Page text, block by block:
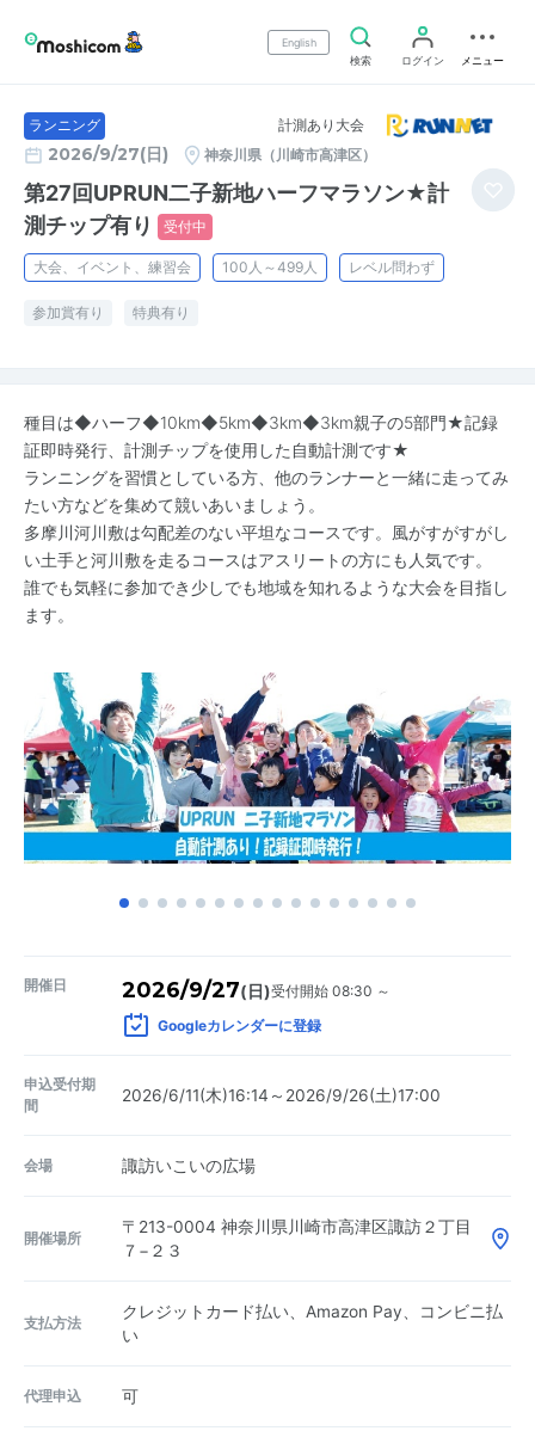
English
検索
ログイン メニュー
ランニング 計測あり大会
2026/9/27(日) 神奈川県（川崎市高津区）
第27回UPRUN二子新地ハーフマラソン★計
測チップ有り
受付中
大会、イベント、練習会 100人～499人 レベル問わず
参加賞有り 特典有り
種目は◆ハーフ◆10km◆5km◆3km◆3km親子の5部門★記録
証即時発行、計測チップを使用した自動計測です★
ランニングを習慣としている方、他のランナーと一緒に走ってみ
たい方などを集めて競いあいましょう。
多摩川河川敷は勾配差のない平坦なコースです。風がすがすがし
い土手と河川敷を走るコースはアスリートの方にも人気です。
誰でも気軽に参加でき少しでも地域を知れるような大会を目指し
ます。
開催日 2026/9/27(日)受付開始 08:30 ～
Googleカレンダーに登録
申込受付期
間
2026/6/11(木)16:14～2026/9/26(土)17:00
会場 諏訪いこいの広場
開催場所
〒213-0004 神奈川県川崎市高津区諏訪２丁目
７−２３
支払方法
クレジットカード払い、Amazon Pay、コンビニ払
い
代理申込 可